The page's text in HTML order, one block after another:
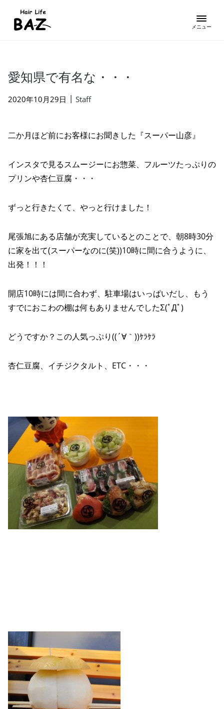
愛知県で有名な・・・
2020年10月29日 | Staff
二か月ほど前にお客様にお聞きした『スーパー山彦』
インスタで見るスムージーにお惣菜、フルーツたっぷりの
プリンや杏仁豆腐・・・
ずっと行きたくて、やっと行けました！
尾張旭にある店舗が充実しているとのことで、朝8時30分
に家を出て(スーパーなのに(笑))10時に間に合うように、
出発！！！
開店10時には間に合わず、駐車場はいっぱいだし、もう
すでにおこわの棚は何もありませんでしたΣ(ﾟДﾟ)
どうですか？この人気っぷり((´∀｀))ｹﾗｹﾗ
杏仁豆腐、イチジクタルト、ETC・・・